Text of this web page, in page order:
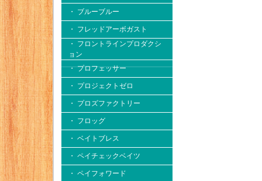
・ ブルーブルー
・ フレッドアーボガスト
・ フロントラインプロダクシ
ョン
・ プロフェッサー
・ プロジェクトゼロ
・ プロズファクトリー
・ フロッグ
・ ベイトブレス
・ ペイチェックベイツ
・ ペイフォワード